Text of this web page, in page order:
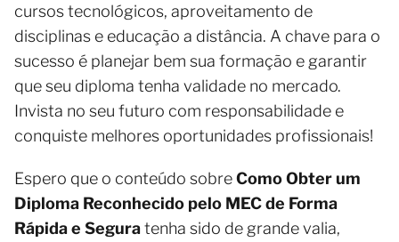
cursos tecnológicos, aproveitamento de
disciplinas e educação a distância. A chave para o
sucesso é planejar bem sua formação e garantir
que seu diploma tenha validade no mercado.
Invista no seu futuro com responsabilidade e
conquiste melhores oportunidades profissionais!
Espero que o conteúdo sobreComo Obter um
Diploma Reconhecido pelo MEC de Forma
Rápida e Seguratenha sido de grande valia,